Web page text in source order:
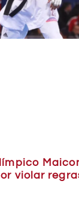
violar